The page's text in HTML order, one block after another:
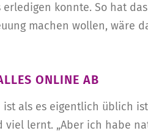
konnte. So hat
machen wollen, wäre
ONLINE AB
als es eigentlich üblich
lernt. „Aber ich habe